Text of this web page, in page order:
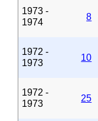
1973 -
1974
8
1972 -
1973
10
1972 -
1973
25